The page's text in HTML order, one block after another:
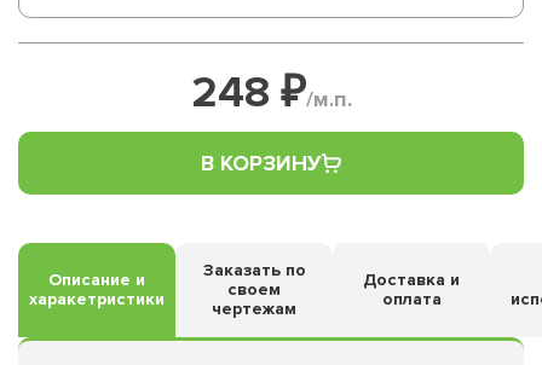
248 ₽/м.п.
В КОРЗИНУ
Описание и
харакетристики
Заказать по
своем
чертежам
Доставка и
оплата